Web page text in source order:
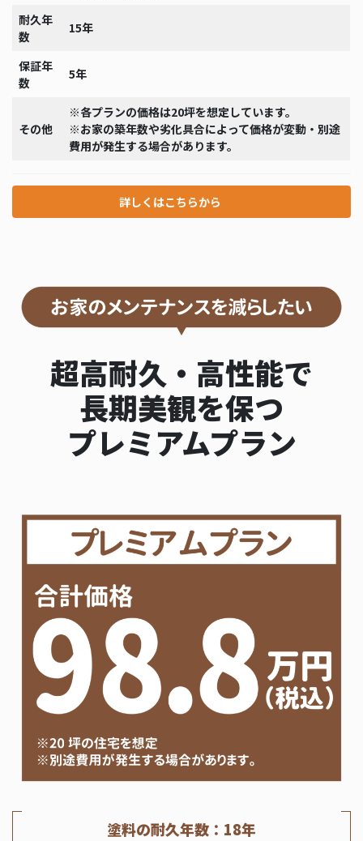
耐久年
数
15年
保証年
数
5年
その他
※各プランの価格は20坪を想定しています。
※お家の築年数や劣化具合によって価格が変動・別途
費用が発生する場合があります。
詳しくはこちらから
超高耐久・高性能で
長期美観を保つ
プレミアムプラン
塗料の耐久年数：18年